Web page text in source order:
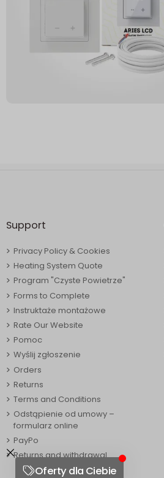
Support
Privacy Policy & Cookies
Heating System Quote
Program "Czyste Powietrze"
Forms to Complete
Instruktaże montażowe
Rate Our Website
Pomoc
Wyślij zgłoszenie
Orders
Returns
Terms and Conditions
Odstąpienie od umowy –
formularz online
PayPo
Returns and withdrawal